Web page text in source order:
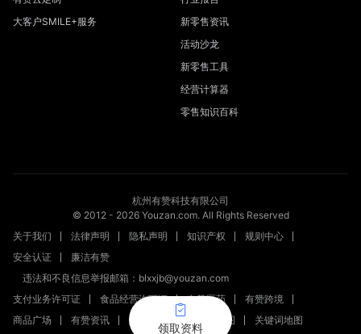
领取资料
大客户SMILE+服务
新零售资讯
活动沙龙
新零售工具
经营计算器
零售知识百科
杭州有赞科技有限公司
© 2012 - 2026Youzan.com. All Rights Reserved
关于我们
法律声明 隐私声明 知识产权
规则中心
安全认证
廉洁有赞
违法和不良信息举报邮箱：blxxjb@youzan.com
支付业务许可证
食品经营许可证 有赞医药
有赞跨境
商品广场
有赞资讯 新零售文章 站点地图 关键词地图